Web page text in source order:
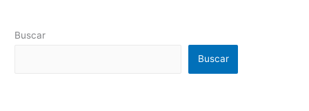
Buscar
Buscar